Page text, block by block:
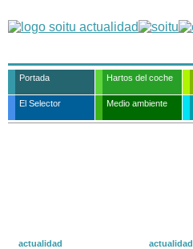
Portada Hartos del coche
El Selector Medio ambiente
actualidad
actualidad